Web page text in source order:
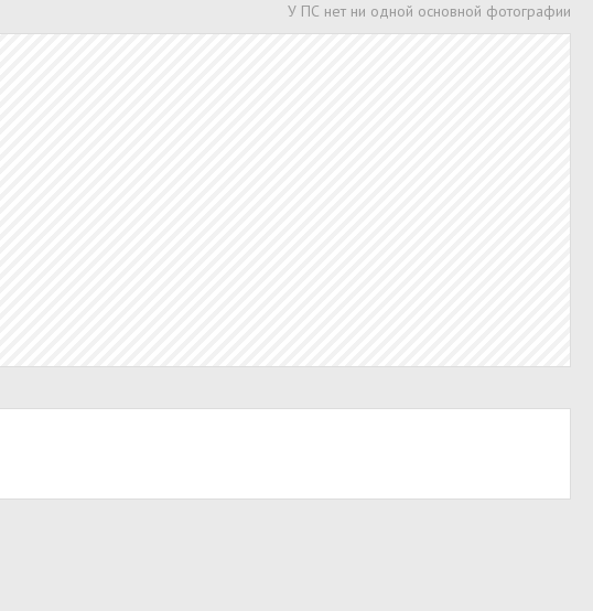
У ПС нет ни одной основной фотографии